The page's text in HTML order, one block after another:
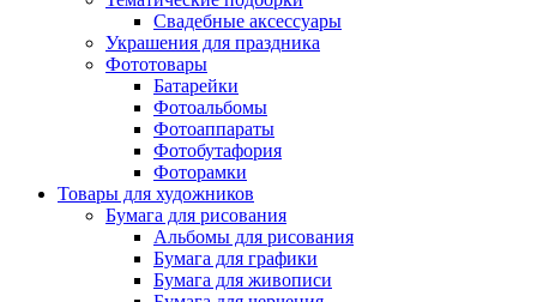
Свадебные аксессуары
Украшения для праздника
Фототовары
Батарейки
Фотоальбомы
Фотоаппараты
Фотобутафория
Фоторамки
Товары для художников
Бумага для рисования
Альбомы для рисования
Бумага для графики
Бумага для живописи